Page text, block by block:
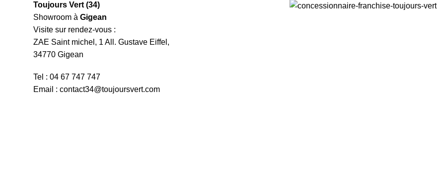
Toujours Vert (34)
Showroom àGigean
Visite sur rendez-vous :
ZAE Saint michel, 1 All. Gustave Eiffel,
34770 Gigean
Tel : 04 67 747 747
Email : contact34@toujoursvert.com